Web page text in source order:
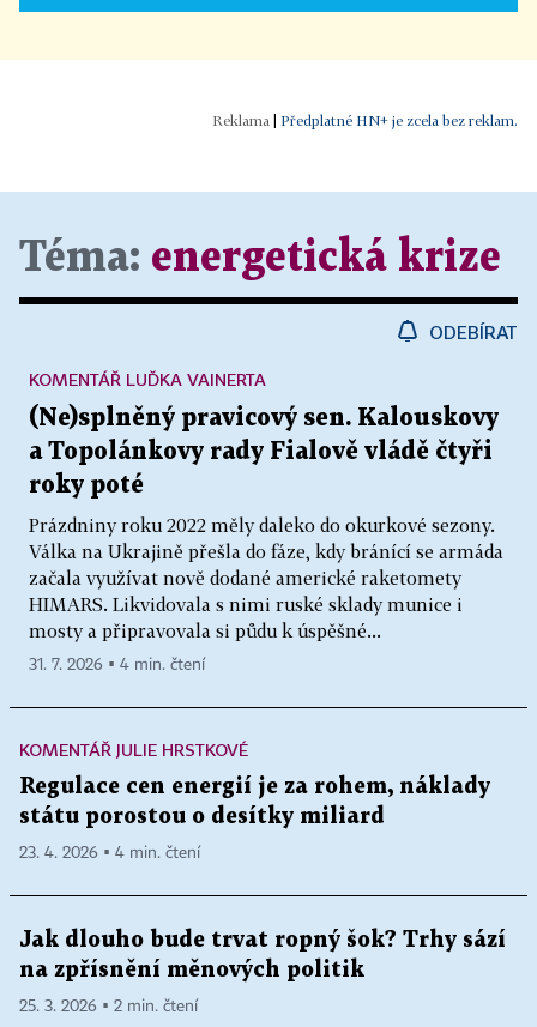
Předplatné HN+ je zcela bez reklam.
Téma: energetická krize
ODEBÍRAT
(Ne)splněný pravicový sen. Kalouskovy
a Topolánkovy rady Fialově vládě čtyři
roky poté
Prázdniny roku 2022 měly daleko do okurkové sezony.
Válka na Ukrajině přešla do fáze, kdy bránící se armáda
začala využívat nově dodané americké raketomety
HIMARS. Likvidovala s nimi ruské sklady munice i
mosty a připravovala si půdu k úspěšné...
KOMENTÁŘ LUĎKA VAINERTA
31. 7. 2026 ▪ 4 min. čtení
KOMENTÁŘ JULIE HRSTKOVÉ
Regulace cen energií je za rohem, náklady
státu porostou o desítky miliard
23. 4. 2026 ▪ 4 min. čtení
Jak dlouho bude trvat ropný šok? Trhy sází
na zpřísnění měnových politik
25. 3. 2026 ▪ 2 min. čtení